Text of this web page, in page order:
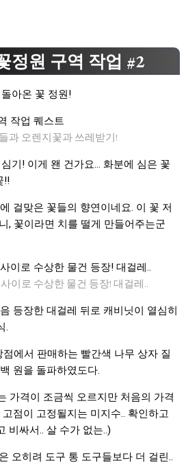
정원 구역 작업 #2
아온 꽃 정원!
과 오렌지꽃과 쓰레받기!
기! 이게 왠 건가요… 화분에 심은 꽃
!!
걸맞은 꽃들의 향연이네요. 이 꽃 저
, 꽃이라면 치를 떨게 만들어주는군
이로 수상한 물건 등장! 대걸레..
등장한 대걸레 뒤로 캐비닛이 열심히
.
에서 판매하는 빨간색 나무 상자 질
원을 돌파하였도다.
가격이 조금씩 오르지만 처음의 가격
점이 고정될지는 미지수.. 확인하고
비싸서.. 살 수가 없는..)
오히려 도구 통 도구들보다 더 걸린..